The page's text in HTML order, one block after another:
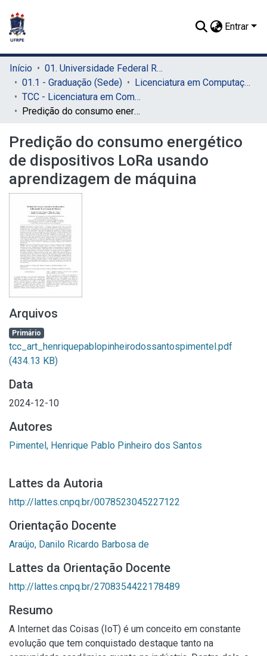
Entrar
Início
01. Universidade Federal Rural de Pernambuco - UFRPE (Sede)
01.1 - Graduação (Sede)
Licenciatura em Computação (Sede)
TCC - Licenciatura em Computação (Sede)
Predição do consumo energético de dispositivos LoRa usando aprendizagem de máquina
Predição do consumo energético
de dispositivos LoRa usando
aprendizagem de máquina
Arquivos
Primário
tcc_art_henriquepablopinheirodossantospimentel.pdf
(434.13 KB)
Data
2024-12-10
Autores
Pimentel, Henrique Pablo Pinheiro dos Santos
Lattes da Autoria
http://lattes.cnpq.br/0078523045227122
Orientação Docente
Araújo, Danilo Ricardo Barbosa de
Lattes da Orientação Docente
http://lattes.cnpq.br/2708354422178489
Resumo
A Internet das Coisas (IoT) é um conceito em constante
evolução que tem conquistado destaque tanto na